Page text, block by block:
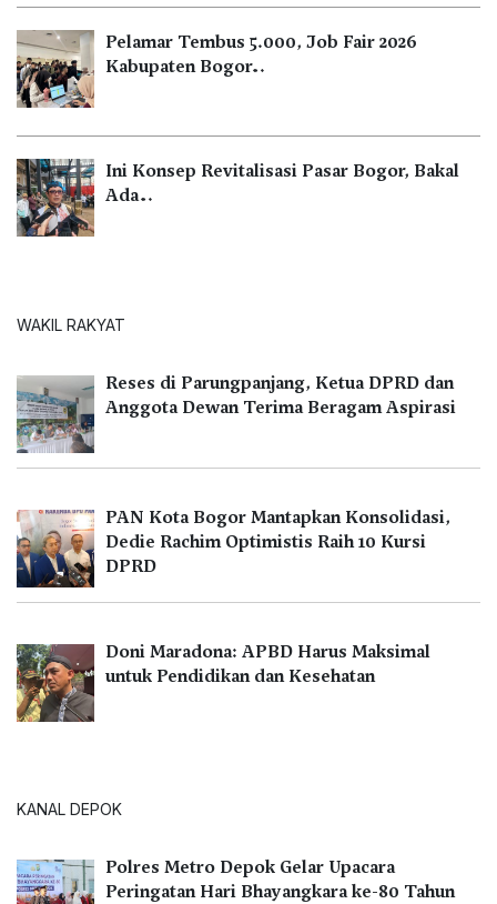
Pelamar Tembus 5.000, Job Fair 2026
Kabupaten Bogor…
Ini Konsep Revitalisasi Pasar Bogor, Bakal
Ada…
WAKIL RAKYAT
Reses di Parungpanjang, Ketua DPRD dan
Anggota Dewan Terima Beragam Aspirasi
PAN Kota Bogor Mantapkan Konsolidasi,
Dedie Rachim Optimistis Raih 10 Kursi
DPRD
Doni Maradona: APBD Harus Maksimal
untuk Pendidikan dan Kesehatan
KANAL DEPOK
Polres Metro Depok Gelar Upacara
Peringatan Hari Bhayangkara ke-80 Tahun